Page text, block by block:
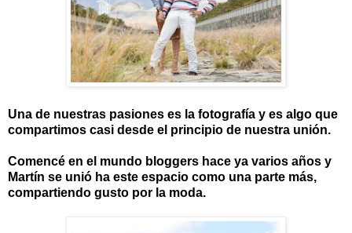
Una de nuestras pasiones es la fotografía y es algo que
compartimos casi desde el principio de nuestra unión.
Comencé en el mundo bloggers hace ya varios años y
Martín se unió ha este espacio como una parte más,
compartiendo gusto por la moda.